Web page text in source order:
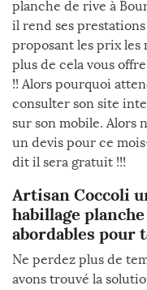
planche de rive à
il rend ses
proposant les prix les
plus de cela vous
!! Alors pourquoi
consulter son site
sur son mobile. Alors
un devis pour ce
dit il sera gratuit !!!
Artisan Coccoli
habillage
abordables pour
Ne perdez plus de
avons trouvé la